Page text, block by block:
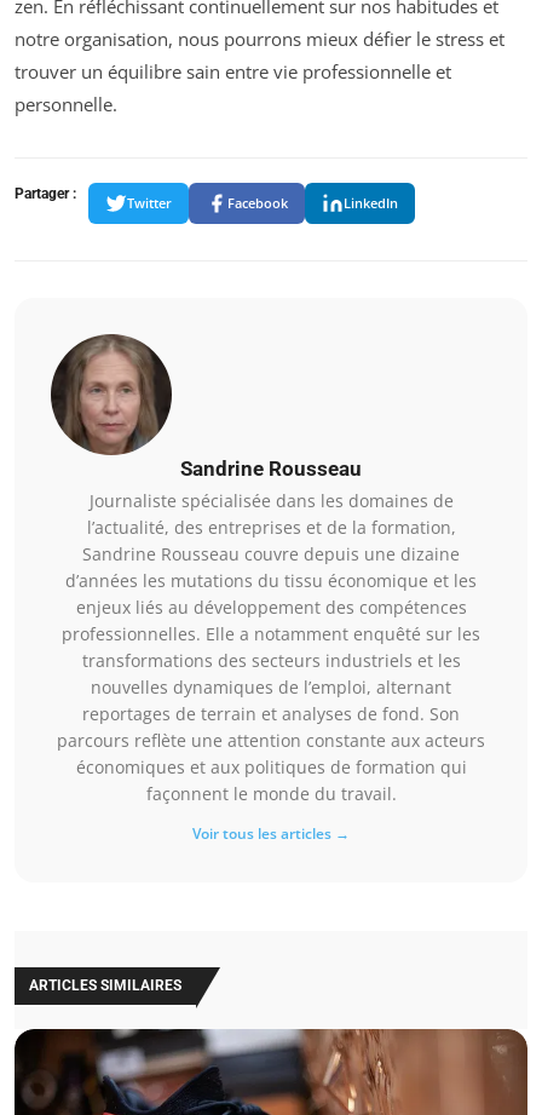
zen. En réfléchissant continuellement sur nos habitudes et
notre organisation, nous pourrons mieux défier le stress et
trouver un équilibre sain entre vie professionnelle et
personnelle.
Partager :
Twitter Facebook LinkedIn
Sandrine Rousseau
Journaliste spécialisée dans les domaines de
l’actualité, des entreprises et de la formation,
Sandrine Rousseau couvre depuis une dizaine
d’années les mutations du tissu économique et les
enjeux liés au développement des compétences
professionnelles. Elle a notamment enquêté sur les
transformations des secteurs industriels et les
nouvelles dynamiques de l’emploi, alternant
reportages de terrain et analyses de fond. Son
parcours reflète une attention constante aux acteurs
économiques et aux politiques de formation qui
façonnent le monde du travail.
Voir tous les articles →
ARTICLES SIMILAIRES